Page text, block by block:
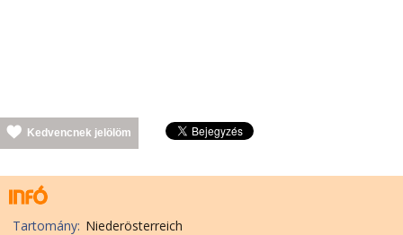
Kedvencnek jelölöm
Tartomány: Niederösterreich